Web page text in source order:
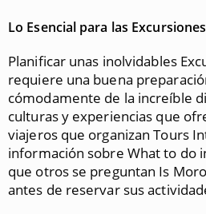
Lo Esencial para las
Planificar unas inolvidables
requiere una buena
cómodamente de la increíble
culturas y experiencias que
viajeros que organizan Tours
información sobre What to do
que otros se preguntan Is
antes de reservar sus